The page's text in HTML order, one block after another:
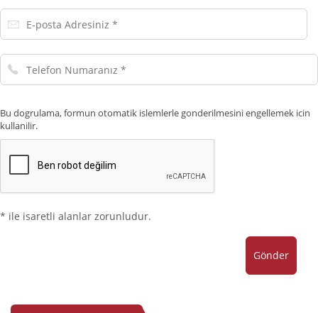
E-
posta
Telefon
Numaranız
Bu dogrulama, formun otomatik islemlerle gonderilmesini engellemek icin
kullanilir.
* ile isaretli alanlar zorunludur.
Gönder